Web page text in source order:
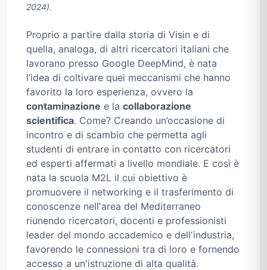
2024).
Proprio a partire dalla storia di Visin e di
quella, analoga, di altri ricercatori italiani che
lavorano presso Google DeepMind, è nata
l’idea di coltivare quei meccanismi che hanno
favorito la loro esperienza, ovvero la
contaminazione e la collaborazione
scientifica. Come? Creando un’occasione di
incontro e di scambio che permetta agli
studenti di entrare in contatto con ricercatori
ed esperti affermati a livello mondiale. E così è
nata la scuola M2L il cui obiettivo è
promuovere il networking e il trasferimento di
conoscenze nell'area del Mediterraneo
riunendo ricercatori, docenti e professionisti
leader del mondo accademico e dell'industria,
favorendo le connessioni tra di loro e fornendo
accesso a un'istruzione di alta qualità.